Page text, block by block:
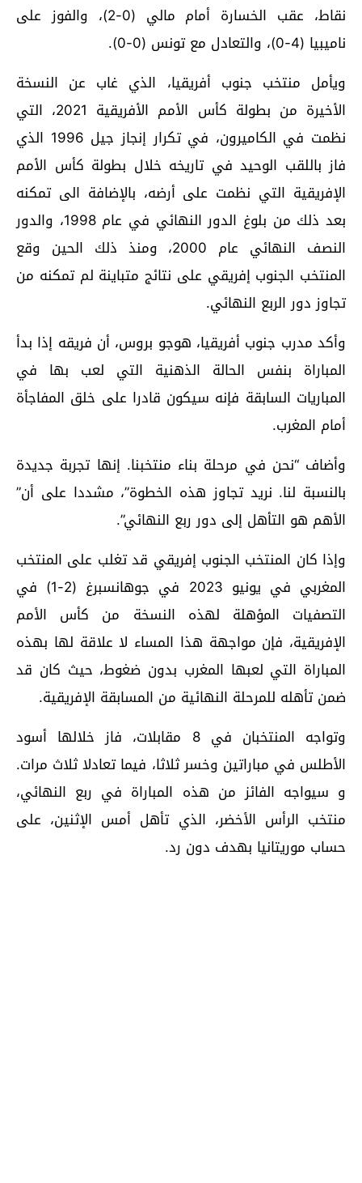
نقاط، عقب الخسارة أمام مالي (0-2)، والفوز على
ناميبيا (4-0)، والتعادل مع تونس (0-0).
ويأمل منتخب جنوب أفريقيا، الذي غاب عن النسخة
الأخيرة من بطولة كأس الأمم الأفريقية 2021، التي
نظمت في الكاميرون، في تكرار إنجاز جيل 1996 الذي
فاز باللقب الوحيد في تاريخه خلال بطولة كأس الأمم
الإفريقية التي نظمت على أرضه، بالإضافة الى تمكنه
بعد ذلك من بلوغ الدور النهائي في عام 1998، والدور
النصف النهائي عام 2000، ومنذ ذلك الحين وقع
المنتخب الجنوب إفريقي على نتائج متباينة لم تمكنه من
تجاوز دور الربع النهائي.
وأكد مدرب جنوب أفريقيا، هوجو بروس، أن فريقه إذا بدأ
المباراة بنفس الحالة الذهنية التي لعب بها في
المباريات السابقة فإنه سيكون قادرا على خلق المفاجأة
أمام المغرب.
وأضاف “نحن في مرحلة بناء منتخبنا. إنها تجربة جديدة
بالنسبة لنا. نريد تجاوز هذه الخطوة”، مشددا على أن”
الأهم هو التأهل إلى دور ربع النهائي”.
وإذا كان المنتخب الجنوب إفريقي قد تغلب على المنتخب
المغربي في يونيو 2023 في جوهانسبرغ (2-1) في
التصفيات المؤهلة لهذه النسخة من كأس الأمم
الإفريقية، فإن مواجهة هذا المساء لا علاقة لها بهذه
المباراة التي لعبها المغرب بدون ضغوط، حيث كان قد
ضمن تأهله للمرحلة النهائية من المسابقة الإفريقية.
وتواجه المنتخبان في 8 مقابلات، فاز خلالها أسود
الأطلس في مباراتين وخسر ثلاثا، فيما تعادلا ثلاث مرات.
و سيواجه الفائز من هذه المباراة في ربع النهائي،
منتخب الرأس الأخضر، الذي تأهل أمس الإثنين، على
حساب موريتانيا بهدف دون رد.